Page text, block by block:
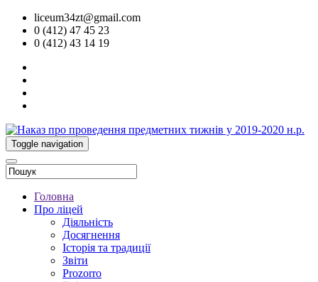
liceum34zt@gmail.com
0 (412) 47 45 23
0 (412) 43 14 19
Toggle navigation
Головна
Про ліцей
Діяльність
Досягнення
Історія та традиції
Звіти
Prozorro